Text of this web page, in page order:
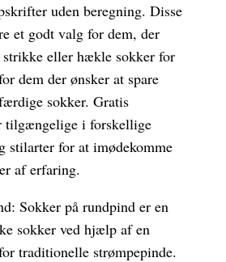
uden beregning. Disse
et godt valg for dem, der
strikke eller hækle sokker for
dem der ønsker at spare
sokker. Gratis
tilgængelige i forskellige
stilarter for at imødekomme
af erfaring.
Sokker på rundpind er en
sokker ved hjælp af en
traditionelle strømpepinde.